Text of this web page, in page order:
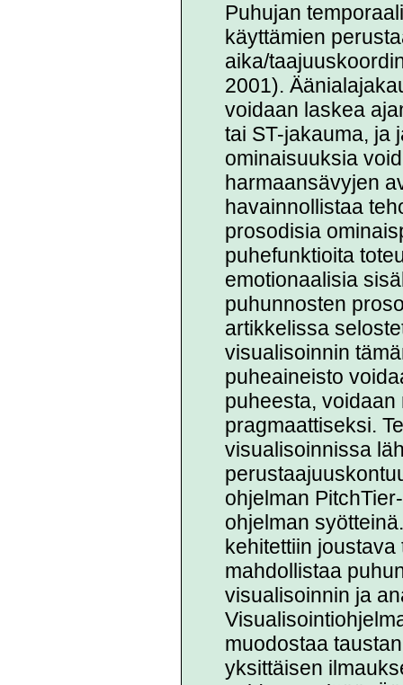
Puhujan
käyttämien
aika/
2001).
voidaan laskea
tai ST-jakauma, ja
ominaisuuksia
harmaansävyjen
havainnollistaa
prosodisia
puhefunktioita
emotionaalisia
puhunnosten
artikkelissa
visualisoinnin
puheaineisto
puheesta,
pragmaattiseksi.
visualisoinnissa
ohjelman
ohjelman
kehitettiin
mahdollistaa
visualisoinnin ja
muodostaa
yksittäisen